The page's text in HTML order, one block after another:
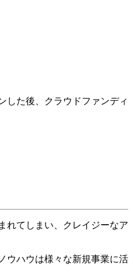
した後、クラウドファンディ
れてしまい、クレイジーなア
ウハウは様々な新規事業に活